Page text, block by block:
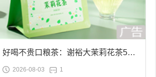
好喝不贵口粮茶：谢裕大茉莉花茶50g
袋装9.9元到手
2026-08-03 1